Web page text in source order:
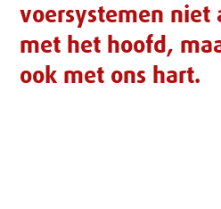
voersystemen niet
met het hoofd,
ook met ons hart.